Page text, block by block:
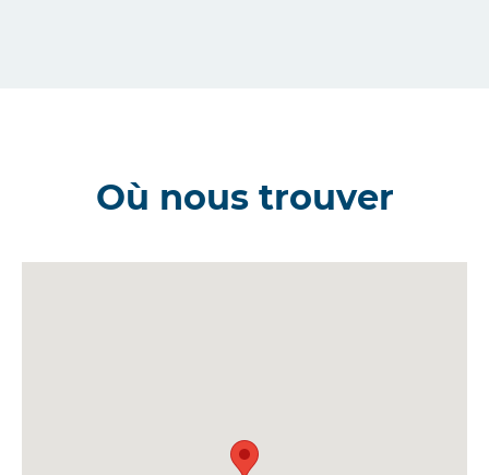
Où nous trouver